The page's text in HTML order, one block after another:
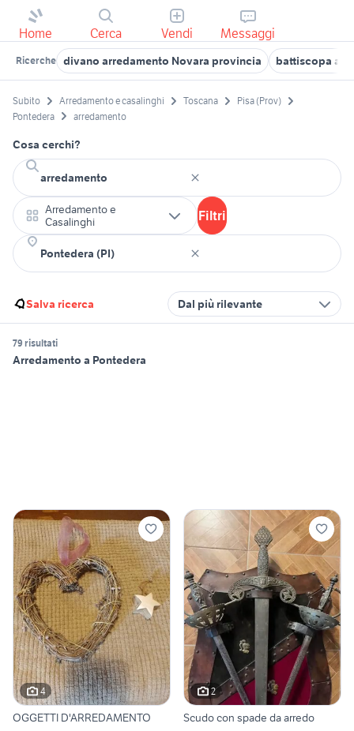
Home Cerca Vendi Messaggi
Ricerche divano arredamento Novara provincia battiscopa
Subito Arredamento e casalinghi Toscana
Pisa (Prov)
Pontedera
arredamento
Cosa cerchi?
Arredamento e
Casalinghi
Filtri
Salva ricerca Dal più rilevante
79 risultati
Arredamento a Pontedera
4
OGGETTI D'ARREDAMENTO
2
Scudo con spade da arredo